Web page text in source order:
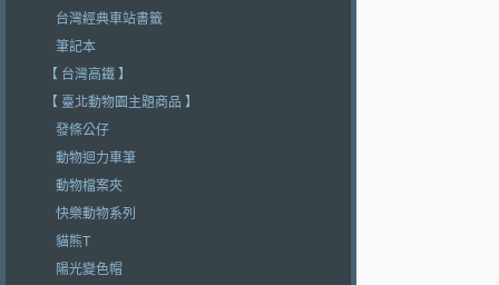
台灣經典車站書籤
筆記本
【 台灣高鐵 】
【 臺北動物園主題商品 】
發條公仔
動物迴力車筆
動物檔案夾
快樂動物系列
貓熊T
陽光變色帽